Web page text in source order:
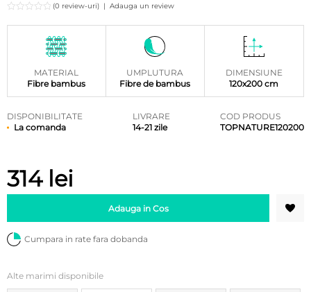
(0 review-uri) | Adauga un review
MATERIAL
Fibre bambus
UMPLUTURA
Fibre de bambus
DIMENSIUNE
120x200 cm
DISPONIBILITATE
La comanda
LIVRARE
14-21 zile
COD PRODUS
TOPNATURE120200
314 lei
Adauga in Cos
Cumpara in rate fara dobanda
Alte marimi disponibile